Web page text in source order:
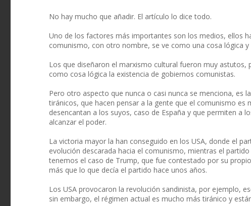
No hay mucho que añadir. El artículo lo dice todo.
Uno de los factores más importantes son los medios, ellos
comunismo, con otro nombre, se ve como una cosa lógica y
Los que diseñaron el marxismo cultural fueron muy astutos,
como cosa lógica la existencia de gobiernos comunistas.
Pero otro aspecto que nunca o casi nunca se menciona, es
tiránicos, que hacen pensar a la gente que el comunismo
desencantan a los suyos, caso de España y que permiten a
alcanzar el poder.
La victoria mayor la han conseguido en los USA, donde el
evolución descarada hacia el comunismo, mientras el
tenemos el caso de Trump, que fue contestado por su
más que lo que decía el partido hace unos años.
Los USA provocaron la revolución sandinista, por ejemplo,
sin embargo, el régimen actual es mucho más tiránico y